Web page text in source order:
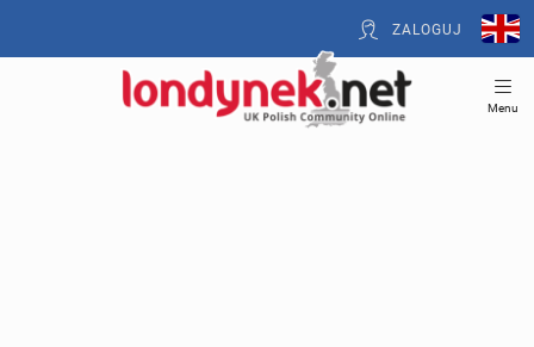
ZALOGUJ
Menu